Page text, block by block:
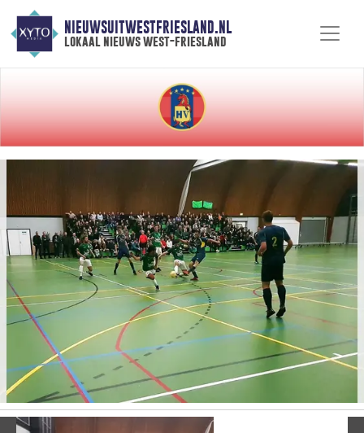
NIEUWSUITWESTFRIESLAND.NL
lokaal nieuws west-friesland